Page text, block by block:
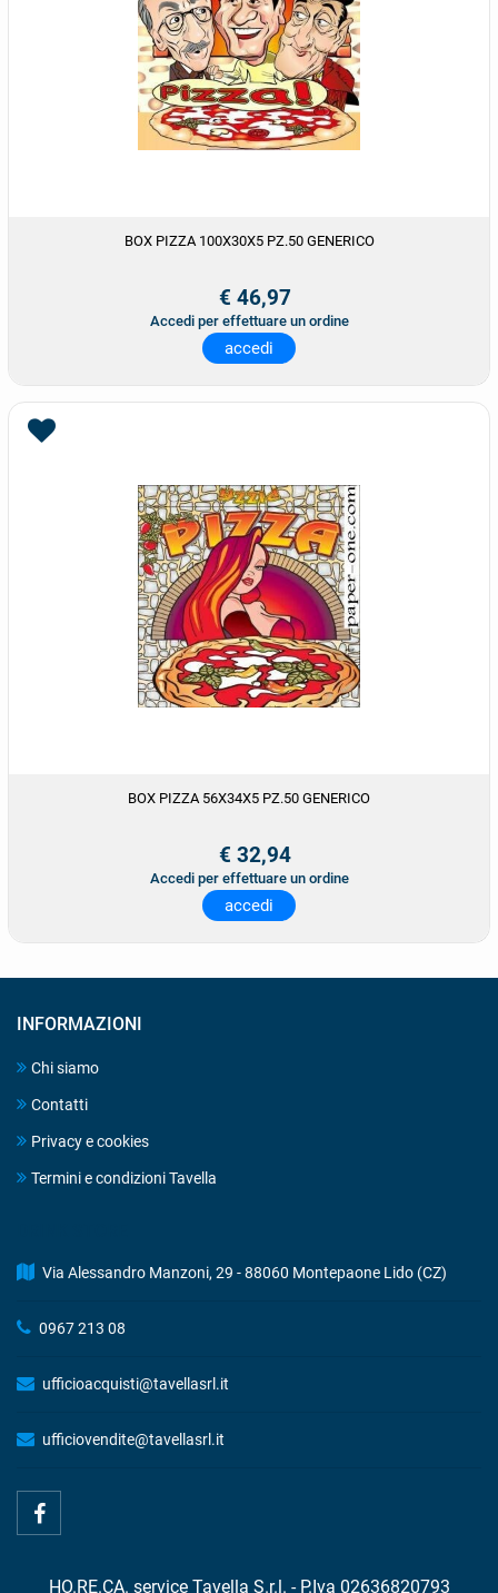
BOX PIZZA 100X30X5 PZ.50 GENERICO
€ 46,97
Accedi per effettuare un ordine
accedi
BOX PIZZA 56X34X5 PZ.50 GENERICO
€ 32,94
Accedi per effettuare un ordine
accedi
INFORMAZIONI
Chi siamo
Contatti
Privacy e cookies
Termini e condizioni Tavella
Via Alessandro Manzoni, 29 - 88060 Montepaone Lido (CZ)
0967 213 08
ufficioacquisti@tavellasrl.it
ufficiovendite@tavellasrl.it
HO.RE.CA. service Tavella S.r.l. - P.Iva 02636820793